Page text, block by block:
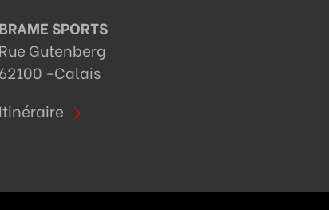
BRAME SPORTS
Rue Gutenberg
62100 -Calais
Itinéraire